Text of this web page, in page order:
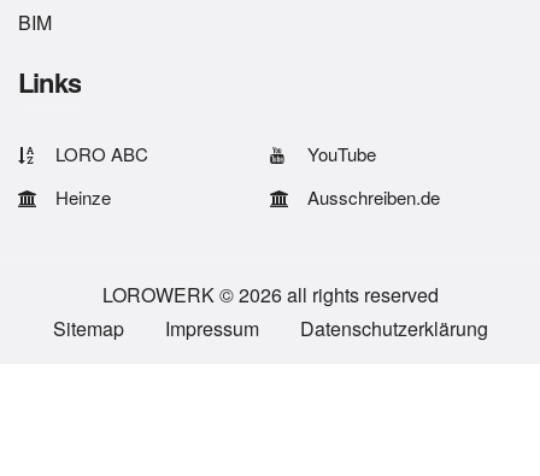
BIM
Links
LORO ABC
YouTube
Heinze
Ausschreiben.de
LOROWERK © 2026 all rights reserved
Sitemap
Impressum Datenschutzerklärung